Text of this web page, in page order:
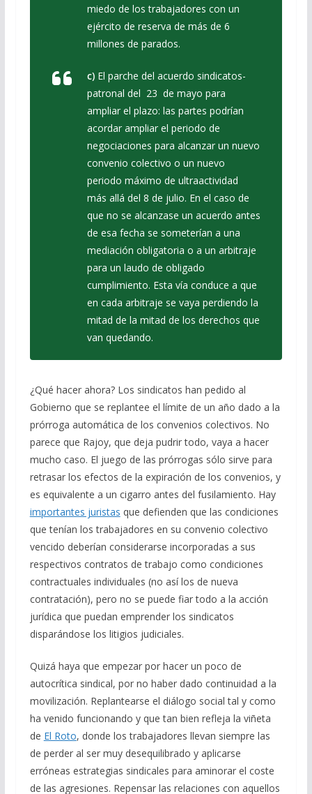
miedo de los trabajadores con un
ejército de reserva de más de 6
millones de parados.
c)El parche del acuerdo sindicatos-
patronal del 23 de mayo para
ampliar el plazo: las partes podrían
acordar ampliar el periodo de
negociaciones para alcanzar un nuevo
convenio colectivo o un nuevo
periodo máximo de ultraactividad
más allá del 8 de julio. En el caso de
que no se alcanzase un acuerdo antes
de esa fecha se someterían a una
mediación obligatoria o a un arbitraje
para un laudo de obligado
cumplimiento. Esta vía conduce a que
en cada arbitraje se vaya perdiendo la
mitad de la mitad de los derechos que
van quedando.
¿Qué hacer ahora? Los sindicatos han pedido al
Gobierno que se replantee el límite de un año dado a la
prórroga automática de los convenios colectivos. No
parece que Rajoy, que deja pudrir todo, vaya a hacer
mucho caso. El juego de las prórrogas sólo sirve para
retrasar los efectos de la expiración de los convenios, y
es equivalente a un cigarro antes del fusilamiento. Hay
importantes juristas que defienden que las condiciones
que tenían los trabajadores en su convenio colectivo
vencido deberían considerarse incorporadas a sus
respectivos contratos de trabajo como condiciones
contractuales individuales (no así los de nueva
contratación), pero no se puede fiar todo a la acción
jurídica que puedan emprender los sindicatos
disparándose los litigios judiciales.
Quizá haya que empezar por hacer un poco de
autocrítica sindical, por no haber dado continuidad a la
movilización. Replantearse el diálogo social tal y como
ha venido funcionando y que tan bien refleja la viñeta
de El Roto, donde los trabajadores llevan siempre las
de perder al ser muy desequilibrado y aplicarse
erróneas estrategias sindicales para aminorar el coste
de las agresiones. Repensar las relaciones con aquellos